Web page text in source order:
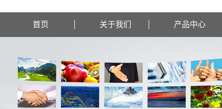
首页 关于我们 产品中心